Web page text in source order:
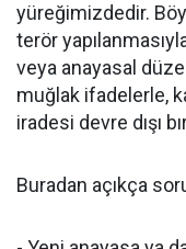
yüreğimizdedir.
terör
veya anayasal
muğlak ifadelerle,
iradesi devre dışı
Buradan açıkça